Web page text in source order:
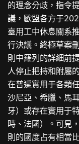
的理念分歧，指令
議，歐盟各方于
臺用工中休息關系
行決議。終極草案
則中羅列的詳細前
人停止把持和附屬
在普遍實用于各類
沙尼亞、希臘、馬
牙）或存在實用于
時、法國）。可見
則的國度占有相當